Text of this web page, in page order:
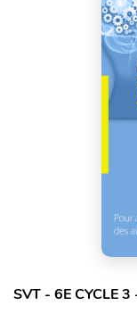
SVT - 6E CYCLE